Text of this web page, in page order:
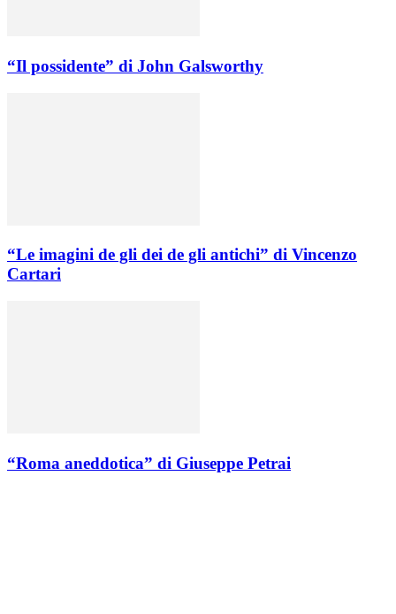
“Il possidente” di John Galsworthy
“Le imagini de gli dei de gli antichi” di Vincenzo
Cartari
“Roma aneddotica” di Giuseppe Petrai